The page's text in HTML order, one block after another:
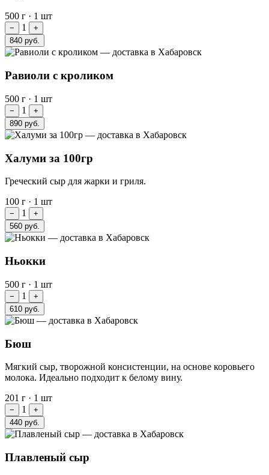
500 г · 1 шт
− 1
+
840 руб.
Равиоли с кроликом
500 г · 1 шт
− 1
+
890 руб.
Халуми за 100гр
Греческий сыр для жарки и гриля.
100 г · 1 шт
− 1
+
560 руб.
Ньокки
500 г · 1 шт
− 1
+
610 руб.
Бюш
Мягкий сыр, творожной консистенции, на основе коровьего
молока. Идеально подходит к белому вину.
201 г · 1 шт
− 1
+
440 руб.
Плавленый сыр